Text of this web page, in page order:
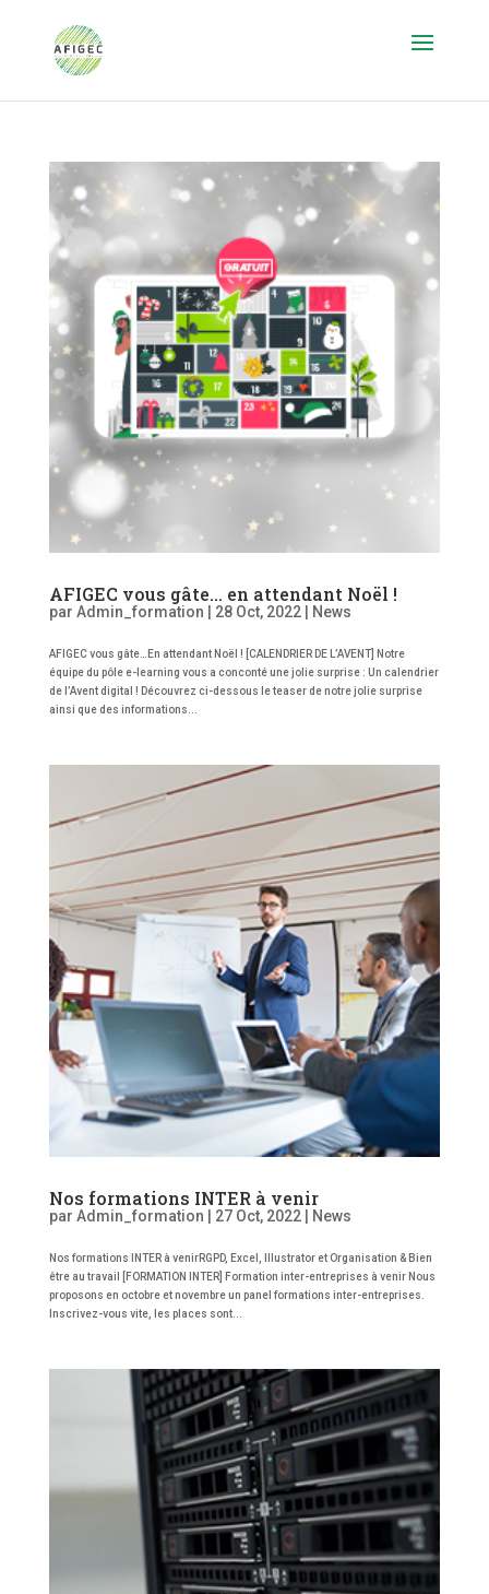
AFIGEC vous gâte… en attendant Noël !
par Admin_formation 28 Oct, 2022| News
AFIGEC vous gâte…En attendant Noël ! [CALENDRIER DE L’AVENT] Notre
équipe du pôle e-learning vous a conconté une jolie surprise : Un calendrier
de l’Avent digital ! Découvrez ci-dessous le teaser de notre jolie surprise
ainsi que des informations...
Nos formations INTER à venir
par Admin_formation 27 Oct, 2022| News
Nos formations INTER à venirRGPD, Excel, Illustrator et Organisation & Bien
être au travail [FORMATION INTER] Formation inter-entreprises à venir Nous
proposons en octobre et novembre un panel formations inter-entreprises.
Inscrivez-vous vite, les places sont...